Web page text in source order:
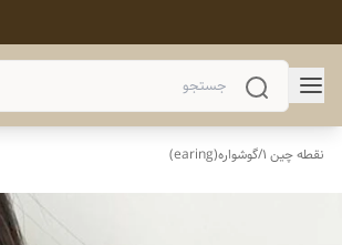
نقطه چین 1 /گوشواره(earing)